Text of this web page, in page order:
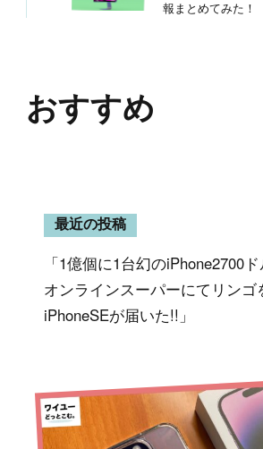
報まとめてみた！
おすすめ
最近の投稿
「1億個に1台幻のiPhone2700
オンラインスーパーにてリンゴ
iPhoneSEが届いた!!」